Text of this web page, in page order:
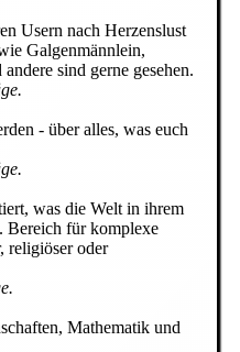
Usern nach Herzenslust
Galgenmännlein,
sind gerne gesehen.
- über alles, was euch
was die Welt in ihrem
Bereich für komplexe
religiöser oder
Mathematik und